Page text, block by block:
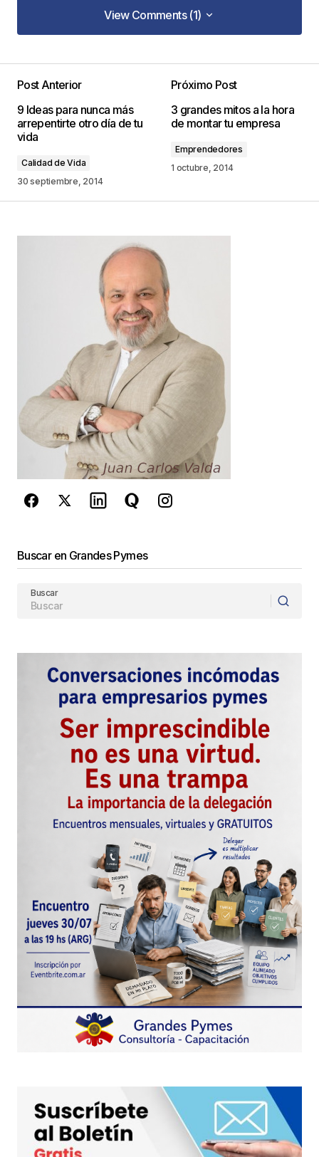
View Comments (1)
View Comments (1)
publicada. Los campos obligatorios están
marcados con *
Comentario
*
Guarda mi nombre, correo electrónico y web en
este navegador para la próxima vez que
comente.
Este sitio esta protegido por
reCAPTCHA y laPolítica de
privacidady losTérminos del servicio
de Google se aplican.
Post Anterior
9 Ideas para nunca más
arrepentirte otro día de tu
vida
Calidad de Vida
30 septiembre, 2014
Próximo Post
3 grandes mitos a la hora
de montar tu empresa
Emprendedores
1 octubre, 2014
Buscar en Grandes Pymes
Buscar